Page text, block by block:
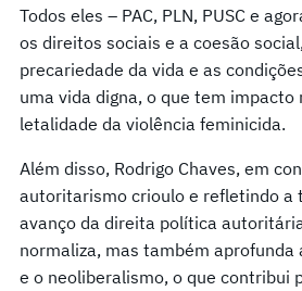
Todos eles – PAC, PLN, PUSC e
os direitos sociais e a coesão
precariedade da vida e as
uma vida digna, o que tem impacto
letalidade da violência feminicida.
Além disso, Rodrigo Chaves, em
autoritarismo crioulo e refletindo a
avanço da direita política
normaliza, mas também
e o neoliberalismo, o que contribui